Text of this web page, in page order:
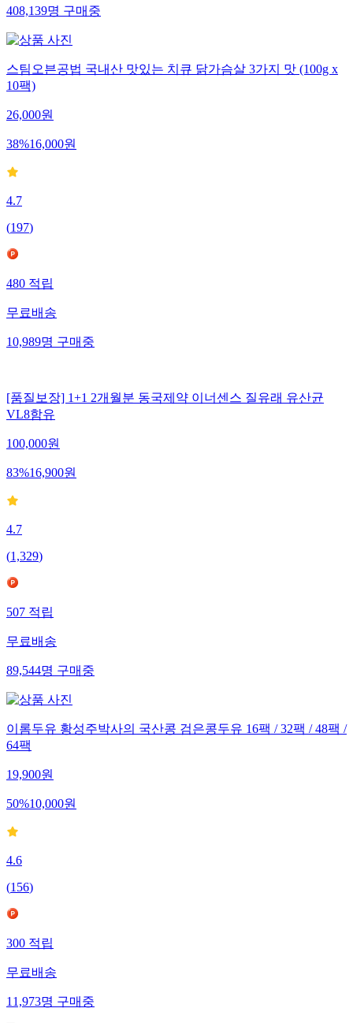
408,139명 구매중
스팀오븐공법 국내산 맛있는 치큐 닭가슴살 3가지 맛 (100g x
10팩)
26,000원
38%16,000원
4.7
(197)
480 적립
무료배송
10,989명 구매중
[품질보장] 1+1 2개월분 동국제약 이너센스 질유래 유산균
VL8함유
100,000원
83%16,900원
4.7
(1,329)
507 적립
무료배송
89,544명 구매중
이롬두유 황성주박사의 국산콩 검은콩두유 16팩 / 32팩 / 48팩 /
64팩
19,900원
50%10,000원
4.6
(156)
300 적립
무료배송
11,973명 구매중